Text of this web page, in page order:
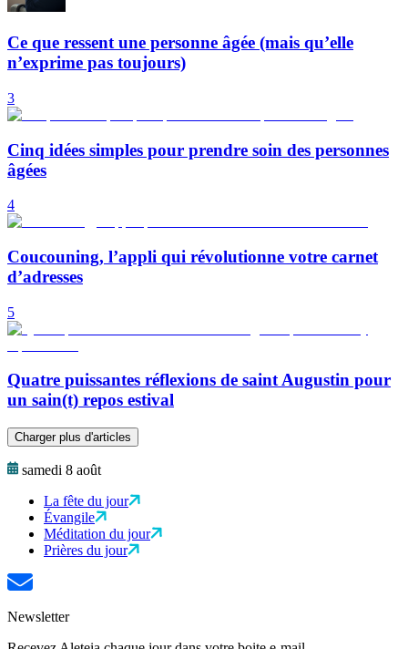
Ce que ressent une personne âgée (mais qu’elle
n’exprime pas toujours)
3
Cinq idées simples pour prendre soin des personnes
âgées
4
Coucouning, l’appli qui révolutionne votre carnet
d’adresses
5
Quatre puissantes réflexions de saint Augustin pour
un sain(t) repos estival
Charger plus d'articles
samedi 8 août
La fête du jour
Évangile
Méditation du jour
Prières du jour
Newsletter